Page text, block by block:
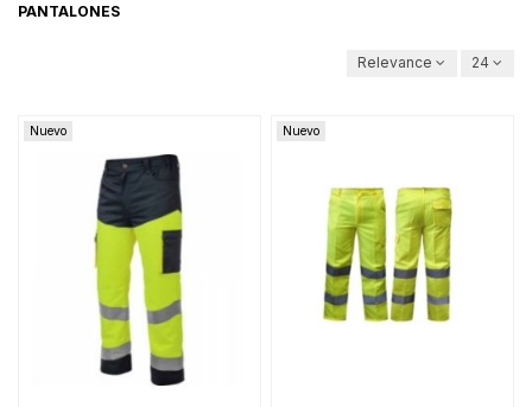
PANTALONES
Relevance 24
Nuevo Nuevo